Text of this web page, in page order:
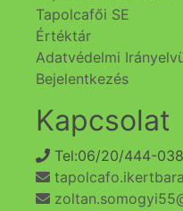
Tapolcafői SE
Értéktár
Adatvédelmi
Bejelentkezés
Kapcsolat
Tel:06/20/444-